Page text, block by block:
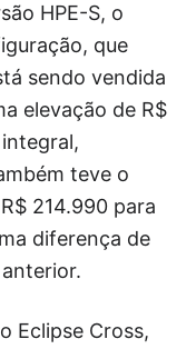
HPE-S, o
que
sendo vendida
elevação de R$
teve o
214.990 para
diferença de
Eclipse Cross,